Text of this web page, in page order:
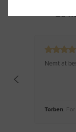
Se
Nemt at
Torben ,